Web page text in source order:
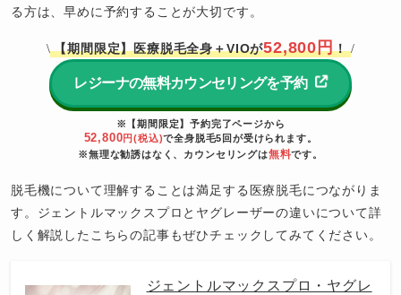
る方は、早めに予約することが大切です。
\ 【期間限定】医療脱毛全身＋VIOが52,800円！ /
レジーナの無料カウンセリングを予約
※【期間限定】予約完了ページから
52,800円(税込)で全身脱毛5回が受けられます。
※無理な勧誘はなく、カウンセリングは無料です。
脱毛機について理解することは満足する医療脱毛につながりま
す。ジェントルマックスプロとヤグレーザーの違いについて詳
しく解説したこちらの記事もぜひチェックしてみてください。
ジェントルマックスプロ・ヤグレ